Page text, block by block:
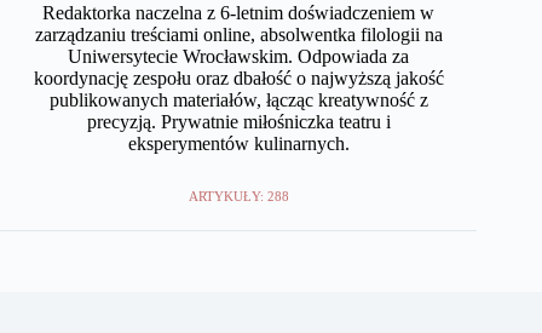
Redaktorka naczelna z 6-letnim doświadczeniem w
zarządzaniu treściami online, absolwentka filologii na
Uniwersytecie Wrocławskim. Odpowiada za
koordynację zespołu oraz dbałość o najwyższą jakość
publikowanych materiałów, łącząc kreatywność z
precyzją. Prywatnie miłośniczka teatru i
eksperymentów kulinarnych.
ARTYKUŁY: 288